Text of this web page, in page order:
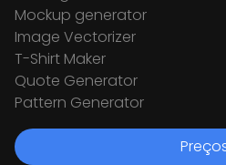
Mockup generator
Image Vectorizer
T-Shirt Maker
Quote Generator
Pattern Generator